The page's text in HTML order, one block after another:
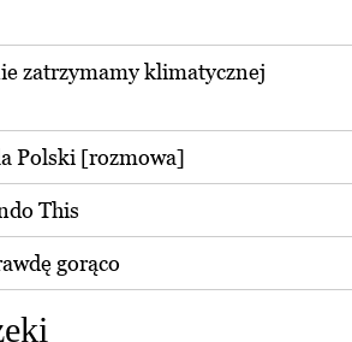
zatrzymamy klimatycznej
Polski [rozmowa]
This
gorąco